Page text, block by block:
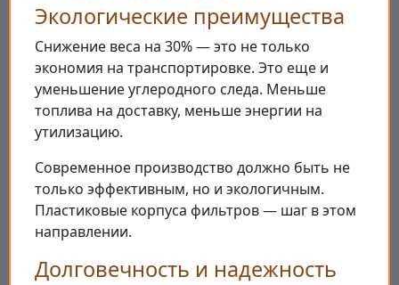
Экологические преимущества
Снижение веса на 30% — это не только
экономия на транспортировке. Это еще и
уменьшение углеродного следа. Меньше
топлива на доставку, меньше энергии на
утилизацию.
Современное производство должно быть не
только эффективным, но и экологичным.
Пластиковые корпуса фильтров — шаг в этом
направлении.
Долговечность и надежность